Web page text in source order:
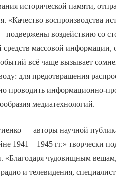
исторической памяти,
«Качество воспроизводства
воздействию со
средств массовой информации,
всё чаще вызывает
для предотвращения
проводить информационно-
медиатехнологий.
— авторы научной
1941—1945 гг.» творчески
«Благодаря чудовищным
радио и телевидения,